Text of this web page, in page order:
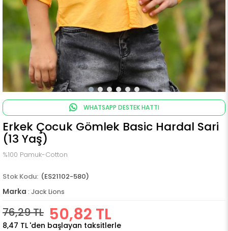
WHATSAPP DESTEK HATTI
Erkek Çocuk Gömlek Basic Hardal Sari
(13 Yaş)
%100 Pamuk-Cotton
(ES21102-580)
Marka : Jack Lions
76,29 TL 50,82 TL
8,47 TL 'den başlayan taksitlerle